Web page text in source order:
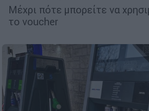
Μέχρι πότε μπορείτε να
το voucher